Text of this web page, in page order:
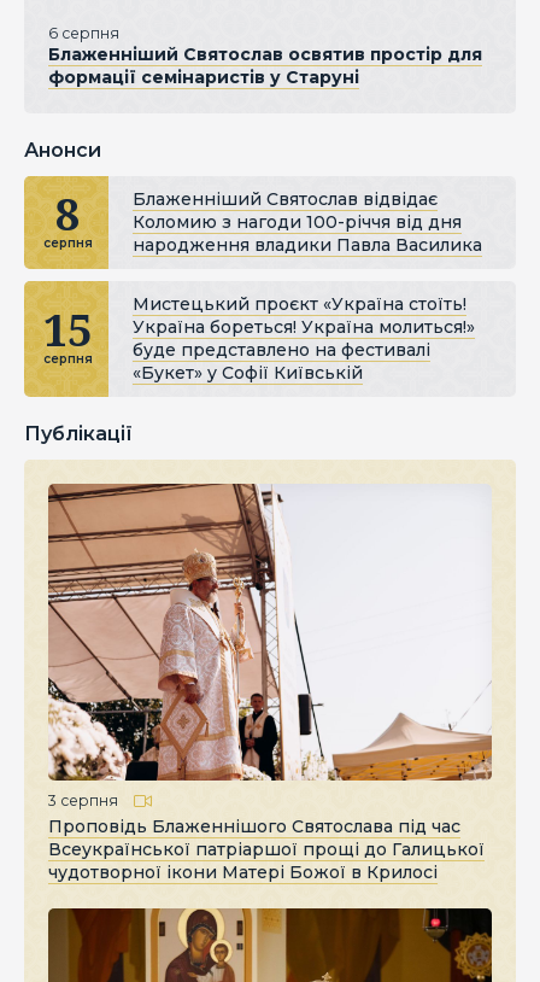
6 серпня
Блаженніший Святослав освятив простір для
формації семінаристів у Старуні
Анонси
8
серпня
Блаженніший Святослав відвідає
Коломию з нагоди 100-річчя від дня
народження владики Павла Василика
15
серпня
Мистецький проєкт «Україна стоїть!
Україна бореться! Україна молиться!»
буде представлено на фестивалі
«Букет» у Софії Київській
Публікації
3 серпня
Проповідь Блаженнішого Святослава під час
Всеукраїнської патріаршої прощі до Галицької
чудотворної ікони Матері Божої в Крилосі